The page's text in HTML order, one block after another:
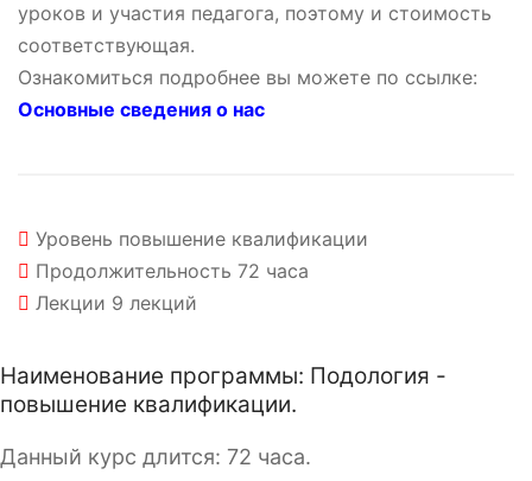
уроков и участия педагога, поэтому и стоимость
соответствующая.
Ознакомиться подробнее вы можете по ссылке:
Основные сведения о нас
Уровень повышение квалификации
Продолжительность 72 часа
Лекции 9 лекций
Наименование программы: Подология -
повышение квалификации.
Данный курс длится: 72 часа.